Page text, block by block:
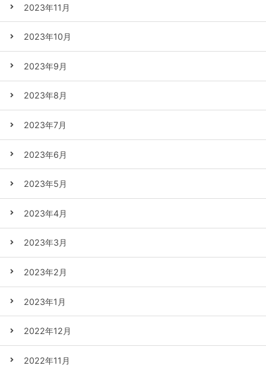
2023年11月
2023年10月
2023年9月
2023年8月
2023年7月
2023年6月
2023年5月
2023年4月
2023年3月
2023年2月
2023年1月
2022年12月
2022年11月